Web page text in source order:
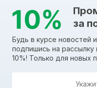
за
Будь в курсе новостей
подпишись на рассылку
10%! Только для новых